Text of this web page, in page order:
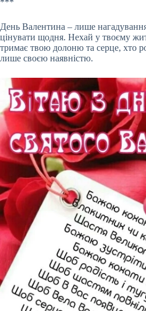
***
День Валентина – лише
цінувати щодня. Нехай у твоєму
тримає твою долоню та серце, хто
лише своєю наявністю.